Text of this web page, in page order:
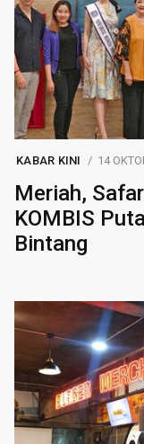
KABAR KINI 14
Meriah,
KOMBIS
Bintang